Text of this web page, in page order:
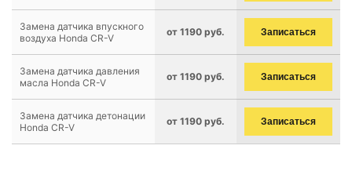
Замена датчика впускного
воздуха Honda CR-V
от 1190 руб. Записаться
Замена датчика давления
масла Honda CR-V
от 1190 руб. Записаться
Замена датчика детонации
Honda CR-V
от 1190 руб. Записаться